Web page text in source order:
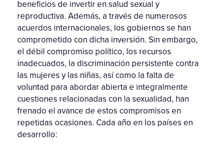
beneficios de invertir en salud sexual y
reproductiva. Además, a través de numerosos
acuerdos internacionales, los gobiernos se han
comprometido con dicha inversión. Sin embargo,
el débil compromiso político, los recursos
inadecuados, la discriminación persistente contra
las mujeres y las niñas, así como la falta de
voluntad para abordar abierta e integralmente
cuestiones relacionadas con la sexualidad, han
frenado el avance de estos compromisos en
repetidas ocasiones. Cada año en los países en
desarrollo: